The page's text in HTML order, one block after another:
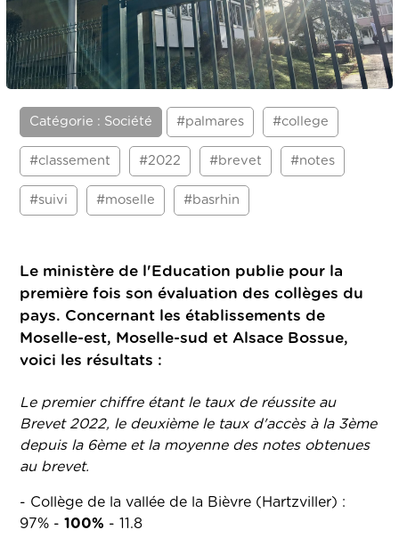
Catégorie : Société #palmares #college
#classement #2022 #brevet #notes
#suivi #moselle #basrhin
Le ministère de l'Education publie pour la
première fois son évaluation des collèges du
pays. Concernant les établissements de
Moselle-est, Moselle-sud et Alsace Bossue,
voici les résultats :
Le premier chiffre étant le taux de réussite au
Brevet 2022, le deuxième le taux d'accès à la 3ème
depuis la 6ème et la moyenne des notes obtenues
au brevet.
- Collège de la vallée de la Bièvre (Hartzviller) :
97% -100% - 11.8